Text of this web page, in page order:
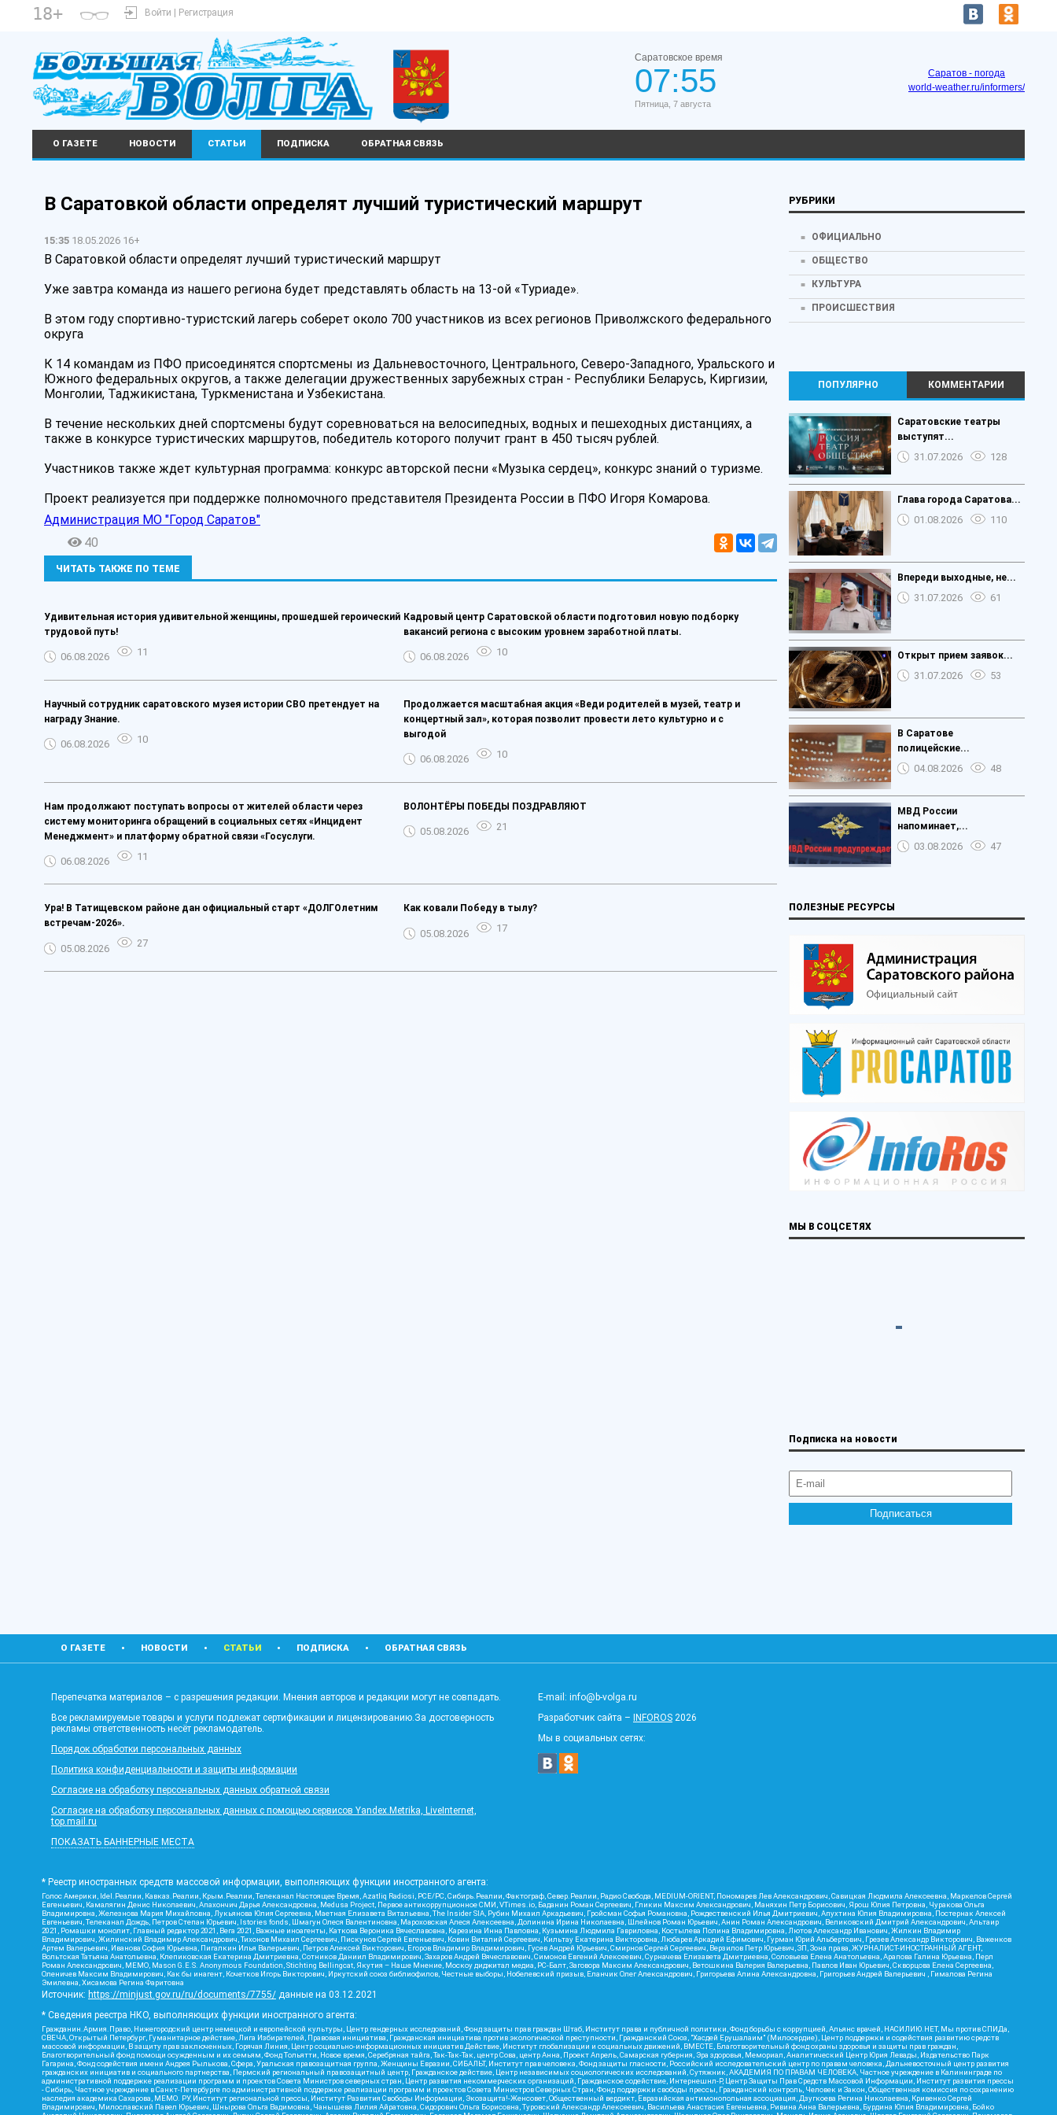
18+ Войти | Регистрация
Саратовское время
07:55
Пятница, 7 августа
Саратов - погода
world-weather.ru/informers/
О ГАЗЕТЕ НОВОСТИ СТАТЬИ ПОДПИСКА ОБРАТНАЯ СВЯЗЬ
В Саратовкой области определят лучший туристический маршрут
15:35 18.05.2026 16+
В Саратовкой области определят лучший туристический маршрут
Уже завтра команда из нашего региона будет представлять область на 13-ой «Туриаде».
В этом году спортивно-туристский лагерь соберет около 700 участников из всех регионов Приволжского федерального
округа
К 14 командам из ПФО присоединятся спортсмены из Дальневосточного, Центрального, Северо-Западного, Уральского и
Южного федеральных округов, а также делегации дружественных зарубежных стран - Республики Беларусь, Киргизии,
Монголии, Таджикистана, Туркменистана и Узбекистана.
В течение нескольких дней спортсмены будут соревноваться на велосипедных, водных и пешеходных дистанциях, а
также в конкурсе туристических маршрутов, победитель которого получит грант в 450 тысяч рублей.
Участников также ждет культурная программа: конкурс авторской песни «Музыка сердец», конкурс знаний о туризме.
Проект реализуется при поддержке полномочного представителя Президента России в ПФО Игоря Комарова.
Администрация МО "Город Саратов"
40
ЧИТАТЬ ТАКЖЕ ПО ТЕМЕ
Удивительная история удивительной женщины, прошедшей героический
трудовой путь!
06.08.2026 11
Кадровый центр Саратовской области подготовил новую подборку
вакансий региона с высоким уровнем заработной платы.
06.08.2026 10
Научный сотрудник саратовского музея истории СВО претендует на
награду Знание.
06.08.2026 10
Продолжается масштабная акция «Веди родителей в музей, театр и
концертный зал», которая позволит провести лето культурно и с
выгодой
06.08.2026 10
Нам продолжают поступать вопросы от жителей области через
систему мониторинга обращений в социальных сетях «Инцидент
Менеджмент» и платформу обратной связи «Госуслуги.
06.08.2026 11
ВОЛОНТЁРЫ ПОБЕДЫ ПОЗДРАВЛЯЮТ
05.08.2026 21
Ура! В Татищевском районе дан официальный старт «ДОЛГОлетним
встречам-2026».
05.08.2026 27
Как ковали Победу в тылу?
05.08.2026 17
РУБРИКИ
ОФИЦИАЛЬНО
ОБЩЕСТВО
КУЛЬТУРА
ПРОИСШЕСТВИЯ
ПОПУЛЯРНО КОММЕНТАРИИ
Саратовские театры
выступят...
31.07.2026 128
️Глава города Саратова...
01.08.2026 110
Впереди выходные, не...
31.07.2026 61
Открыт прием заявок...
31.07.2026 53
В Саратове
полицейские...
04.08.2026 48
МВД России
напоминает,...
03.08.2026 47
ПОЛЕЗНЫЕ РЕСУРСЫ
МЫ В СОЦСЕТЯХ
Подписка на новости
О ГАЗЕТЕ НОВОСТИ СТАТЬИ ПОДПИСКА ОБРАТНАЯ СВЯЗЬ
Перепечатка материалов – с разрешения редакции. Мнения авторов и редакции могут не совпадать.
Все рекламируемые товары и услуги подлежат сертификации и лицензированию.За достоверность
рекламы ответственность несёт рекламодатель.
Порядок обработки персональных данных
Политика конфиденциальности и защиты информации
Согласие на обработку персональных данных обратной связи
Согласие на обработку персональных данных с помощью сервисов Yandex.Metrika, LiveInternet,
top.mail.ru
ПОКАЗАТЬ БАННЕРНЫЕ МЕСТА
E-mail: info@b-volga.ru
Разработчик сайта –
INFOROS 2026
Мы в социальных сетях:
* Реестр иностранных средств массовой информации, выполняющих функции иностранного агента:
Голос Америки, Idel.Реалии, Кавказ.Реалии, Крым.Реалии, Телеканал Настоящее Время, Azatliq Radiosi, PCE/PC, Сибирь.Реалии, Фактограф, Север.Реалии, Радио Свобода, MEDIUM-ORIENT, Пономарев Лев Александрович, Савицкая Людмила Алексеевна, Маркелов Сергей
Евгеньевич, Камалягин Денис Николаевич, Апахончич Дарья Александровна, Medusa Project, Первое антикоррупционное СМИ, VTimes.io, Баданин Роман Сергеевич, Гликин Максим Александрович, Маняхин Петр Борисович, Ярош Юлия Петровна, Чуракова Ольга
Владимировна, Железнова Мария Михайловна, Лукьянова Юлия Сергеевна, Маетная Елизавета Витальевна, The Insider SIA, Рубин Михаил Аркадьевич, Гройсман Софья Романовна, Рождественский Илья Дмитриевич, Апухтина Юлия Владимировна, Постернак Алексей
Евгеньевич, Телеканал Дождь, Петров Степан Юрьевич, Istories fonds, Шмагун Олеся Валентиновна, Мароховская Алеся Алексеевна, Долинина Ирина Николаевна, Шлейнов Роман Юрьевич, Анин Роман Александрович, Великовский Дмитрий Александрович, Альтаир
2021, Ромашки монолит, Главный редактор 2021, Вега 2021, Важные иноагенты, Каткова Вероника Вячеславовна, Карезина Инна Павловна, Кузьмина Людмила Гавриловна, Костылева Полина Владимировна, Лютов Александр Иванович, Жилкин Владимир
Владимирович, Жилинский Владимир Александрович, Тихонов Михаил Сергеевич, Пискунов Сергей Евгеньевич, Ковин Виталий Сергеевич, Кильтау Екатерина Викторовна, Любарев Аркадий Ефимович, Гурман Юрий Альбертович, Грезев Александр Викторович, Важенков
Артем Валерьевич, Иванова София Юрьевна, Пигалкин Илья Валерьевич, Петров Алексей Викторович, Егоров Владимир Владимирович, Гусев Андрей Юрьевич, Смирнов Сергей Сергеевич, Верзилов Петр Юрьевич, ЗП, Зона права, ЖУРНАЛИСТ-ИНОСТРАННЫЙ АГЕНТ,
Вольтская Татьяна Анатольевна, Клепиковская Екатерина Дмитриевна, Сотников Даниил Владимирович, Захаров Андрей Вячеславович, Симонов Евгений Алексеевич, Сурначева Елизавета Дмитриевна, Соловьева Елена Анатольевна, Арапова Галина Юрьевна, Перл
Роман Александрович, МЕМО, Mason G.E.S. Anonymous Foundation, Stichting Bellingcat, Якутия – Наше Мнение, Москоу диджитал медиа, РС-Балт, Заговора Максим Александрович, Ветошкина Валерия Валерьевна, Павлов Иван Юрьевич, Скворцова Елена Сергеевна,
Оленичев Максим Владимирович, Как бы инагент, Кочетков Игорь Викторович, Иркутский союз библиофилов, Честные выборы, Нобелевский призыв, Еланчик Олег Александрович, Григорьева Алина Александровна, Григорьев Андрей Валерьевич , Гималова Регина
Эмилевна, Хисамова Регина Фаритовна
Источник: https://minjust.gov.ru/ru/documents/7755/ данные на 03.12.2021
* Сведения реестра НКО, выполняющих функции иностранного агента:
Гражданин.Армия.Право, Нижегородский центр немецкой и европейской культуры, Центр гендерных исследований, Фонд защиты прав граждан Штаб, Институт права и публичной политики, Фонд борьбы с коррупцией, Альянс врачей, НАСИЛИЮ.НЕТ, Мы против СПИДа,
СВЕЧА, Открытый Петербург, Гуманитарное действие, Лига Избирателей, Правовая инициатива, Гражданская инициатива против экологической преступности, Гражданский Союз, "Хасдей Ерушалаим" (Милосердие), Центр поддержки и содействия развитию средств
массовой информации, В защиту прав заключенных, Горячая Линия, Центр социально-информационных инициатив Действие, Институт глобализации и социальных движений, ВМЕСТЕ, Благотворительный фонд охраны здоровья и защиты прав граждан,
Благотворительный фонд помощи осужденным и их семьям, Фонд Тольятти, Новое время, Серебряная тайга, Так-Так-Так, центр Сова, центр Анна, Проект Апрель, Самарская губерния, Эра здоровья, Мемориал, Аналитический Центр Юрия Левады, Издательство Парк
Гагарина, Фонд содействия имени Андрея Рылькова, Сфера, Уральская правозащитная группа, Женщины Евразии, СИБАЛЬТ, Институт прав человека, Фонд защиты гласности, Российский исследовательский центр по правам человека, Дальневосточный центр развития
гражданских инициатив и социального партнерства, Пермский региональный правозащитный центр, Гражданское действие, Центр независимых социологических исследований, Сутяжник, АКАДЕМИЯ ПО ПРАВАМ ЧЕЛОВЕКА, Частное учреждение в Калининграде по
административной поддержке реализации программ и проектов Совета Министров северных стран, Центр развития некоммерческих организаций, Гражданское содействие, Интернешнл-Р, Центр Защиты Прав Средств Массовой Информации, Институт развития прессы
- Сибирь, Частное учреждение в Санкт-Петербурге по административной поддержке реализации программ и проектов Совета Министров Северных Стран, Фонд поддержки свободы прессы, Гражданский контроль, Человек и Закон, Общественная комиссия по сохранению
наследия академика Сахарова, МЕМО. РУ, Институт региональной прессы, Институт Развития Свободы Информации, Экозащита!-Женсовет, Общественный вердикт, Евразийская антимонопольная ассоциация, Дзугкоева Регина Николаевна, Кривенко Сергей
Владимирович, Милославский Павел Юрьевич, Шнырова Ольга Вадимовна, Чанышева Лилия Айратовна, Сидорович Ольга Борисовна, Туровский Александр Алексеевич, Васильева Анастасия Евгеньевна, Ривина Анна Валерьевна, Бурдина Юлия Владимировна, Бойко